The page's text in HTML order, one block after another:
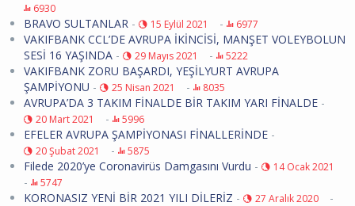
6930
BRAVO SULTANLAR - 15 Eylül 2021 - 6977
VAKIFBANK CCL’DE AVRUPA İKİNCİSİ, MANŞET VOLEYBOLUN
SESİ 16 YAŞINDA - 29 Mayıs 2021 - 5222
VAKIFBANK ZORU BAŞARDI, YEŞİLYURT AVRUPA
ŞAMPİYONU - 25 Nisan 2021 - 8035
AVRUPA’DA 3 TAKIM FİNALDE BİR TAKIM YARI FİNALDE -
20 Mart 2021 - 5996
EFELER AVRUPA ŞAMPİYONASI FİNALLERİNDE -
20 Şubat 2021 - 5875
Filede 2020’ye Coronavirüs Damgasını Vurdu - 14 Ocak 2021
- 5747
KORONASIZ YENİ BİR 2021 YILI DİLERİZ - 27 Aralık 2020 -